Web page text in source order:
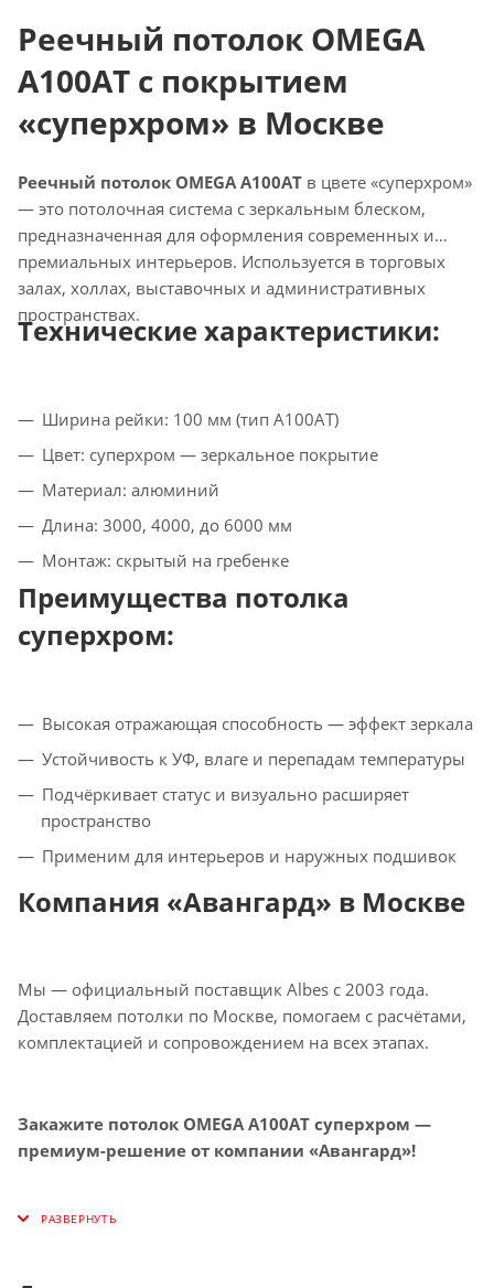
Реечный потолок OMEGA
A100AT с покрытием
«суперхром» в Москве
Реечный потолок OMEGA A100AT в цвете «суперхром»
— это потолочная система с зеркальным блеском,
предназначенная для оформления современных и
премиальных интерьеров. Используется в торговых
залах, холлах, выставочных и административных
пространствах.
Технические характеристики:
Ширина рейки: 100 мм (тип A100AT)
Цвет: суперхром — зеркальное покрытие
Материал: алюминий
Длина: 3000, 4000, до 6000 мм
Монтаж: скрытый на гребенке
Преимущества потолка
суперхром:
Высокая отражающая способность — эффект зеркала
Устойчивость к УФ, влаге и перепадам температуры
Подчёркивает статус и визуально расширяет
пространство
Применим для интерьеров и наружных подшивок
Компания «Авангард» в Москве
Мы — официальный поставщик Albes с 2003 года.
Доставляем потолки по Москве, помогаем с расчётами,
комплектацией и сопровождением на всех этапах.
Закажите потолок OMEGA A100AT суперхром —
премиум-решение от компании «Авангард»!